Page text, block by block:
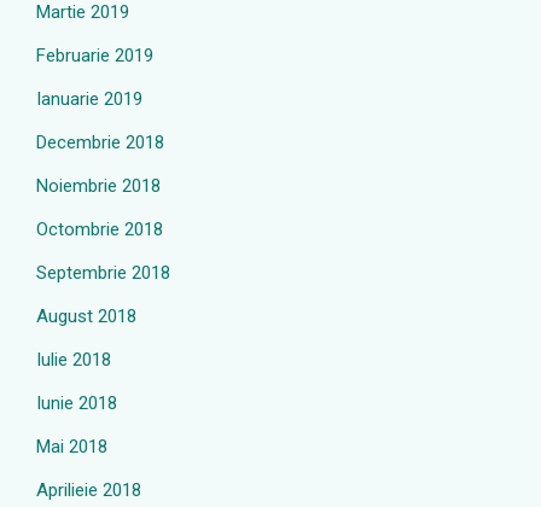
Martie 2019
Februarie 2019
Ianuarie 2019
Decembrie 2018
Noiembrie 2018
Octombrie 2018
Septembrie 2018
August 2018
Iulie 2018
Iunie 2018
Mai 2018
Aprilieie 2018